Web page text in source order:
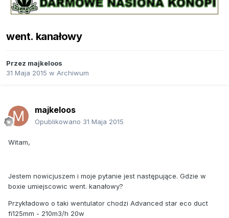
went. kanałowy
Przez majkeloos
31 Maja 2015 w Archiwum
majkeloos
Opublikowano 31 Maja 2015
Witam,
Jestem nowicjuszem i moje pytanie jest następujące. Gdzie w
boxie umiejscowic went. kanałowy?
Przykładowo o taki wentulator chodzi Advanced star eco duct
fi125mm - 210m3/h 20w